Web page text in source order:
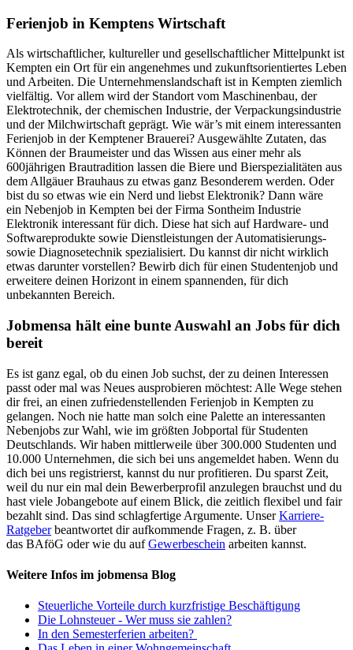
Ferienjob in Kemptens Wirtschaft
Als wirtschaftlicher, kultureller und gesellschaftlicher Mittelpunkt ist
Kempten ein Ort für ein angenehmes und zukunftsorientiertes Leben
und Arbeiten. Die Unternehmenslandschaft ist in Kempten ziemlich
vielfältig. Vor allem wird der Standort vom Maschinenbau, der
Elektrotechnik, der chemischen Industrie, der Verpackungsindustrie
und der Milchwirtschaft geprägt. Wie wär’s mit einem interessanten
Ferienjob in der Kemptener Brauerei? Ausgewählte Zutaten, das
Können der Braumeister und das Wissen aus einer mehr als
600jährigen Brautradition lassen die Biere und Bierspezialitäten aus
dem Allgäuer Brauhaus zu etwas ganz Besonderem werden. Oder
bist du so etwas wie ein Nerd und liebst Elektronik? Dann wäre
ein Nebenjob in Kempten bei der Firma Sontheim Industrie
Elektronik interessant für dich. Diese hat sich auf Hardware- und
Softwareprodukte sowie Dienstleistungen der Automatisierungs-
sowie Diagnosetechnik spezialisiert. Du kannst dir nicht wirklich
etwas darunter vorstellen? Bewirb dich für einen Studentenjob und
erweitere deinen Horizont in einem spannenden, für dich
unbekannten Bereich.
Jobmensa hält eine bunte Auswahl an Jobs für dich
bereit
Es ist ganz egal, ob du einen Job suchst, der zu deinen Interessen
passt oder mal was Neues ausprobieren möchtest: Alle Wege stehen
dir frei, an einen zufriedenstellenden Ferienjob in Kempten zu
gelangen. Noch nie hatte man solch eine Palette an interessanten
Nebenjobs zur Wahl, wie im größten Jobportal für Studenten
Deutschlands. Wir haben mittlerweile über 300.000 Studenten und
10.000 Unternehmen, die sich bei uns angemeldet haben. Wenn du
dich bei uns registrierst, kannst du nur profitieren. Du sparst Zeit,
weil du nur ein mal dein Bewerberprofil anzulegen brauchst und du
hast viele Jobangebote auf einem Blick, die zeitlich flexibel und fair
bezahlt sind. Das sind schlagfertige Argumente. UnserKarriere-
Ratgeberbeantwortet dir aufkommende Fragen, z. B. über
das BAföG oder wie du aufGewerbeschein arbeiten kannst.
Weitere Infos im jobmensa Blog
Steuerliche Vorteile durch kurzfristige Beschäftigung
Die Lohnsteuer - Wer muss sie zahlen?
In den Semesterferien arbeiten?